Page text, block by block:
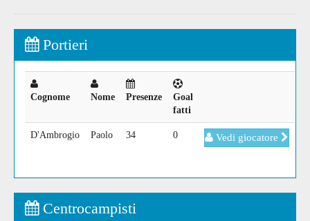
Portieri
Cognome Nome Presenze
Goal
fatti
D'Ambrogio Paolo 34 0 Vedi giocatore
Centrocampisti